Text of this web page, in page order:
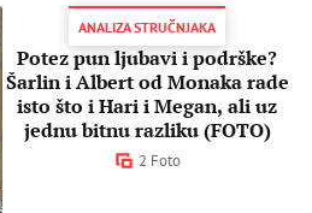
ANALIZA STRUČNJAKA
Potez pun ljubavi i podrške?
Šarlin i Albert od Monaka rade
isto što i Hari i Megan, ali uz
jednu bitnu razliku (FOTO)
2 Foto